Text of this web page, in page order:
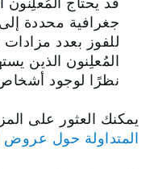
جغرافية محددة
للفوز بعدد مزادات
المُعلِنون الذين
نظرًا لوجود
يمكنك العثور على
المتداولة حول عروض